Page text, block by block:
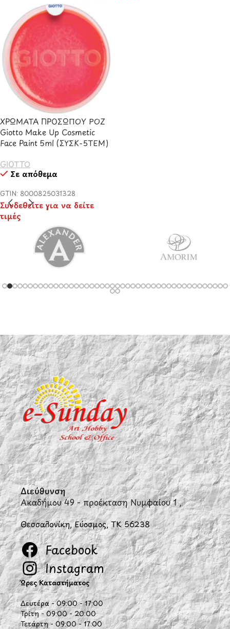
ΧΡΩΜΑΤΑ ΠΡΟΣΩΠΟΥ ΡΟΖ
Giotto Make Up Cosmetic
Face Paint 5ml (ΣΥΣΚ-5ΤΕΜ)
GIOTTO
Σε απόθεμα
GTIN: 8000825031328
Συνδεθείτε για να δείτε
τιμές
Διεύθυνση
Ακαδήμου 49 - προέκταση Νυμφαίου 1 ,
Θεσσαλονίκη, Εύοσμος, ΤΚ 56238
Facebook
Instagram
Ώρες Καταστήματος
Δευτέρα - 09:00 - 17:00
Τρίτη - 09:00 - 20:00
Τετάρτη - 09:00 - 17:00